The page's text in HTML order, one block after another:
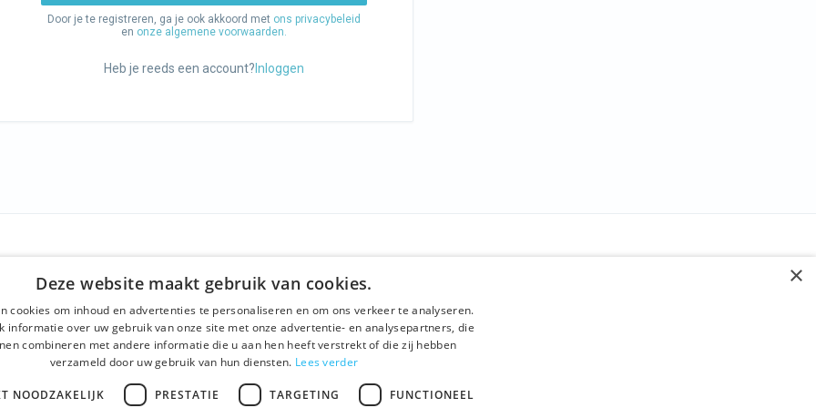
Door je te registreren, ga je ook akkoord met ons privacybeleid
en onze algemene voorwaarden.
Heb je reeds een account? Inloggen
voorwaarden
Rondleidingen
Dagprogramma
Ghent History Tour
Activiteiten
Instagram
LinkedIn
×
Deze website maakt gebruik van cookies.
cookies om inhoud en advertenties te personaliseren en om ons verkeer te analyseren.
informatie over uw gebruik van onze site met onze advertentie- en analysepartners, die
combineren met andere informatie die u aan hen heeft verstrekt of die zij hebben
verzameld door uw gebruik van hun diensten. Lees verder
NOODZAKELIJK PRESTATIE TARGETING FUNCTIONEEL